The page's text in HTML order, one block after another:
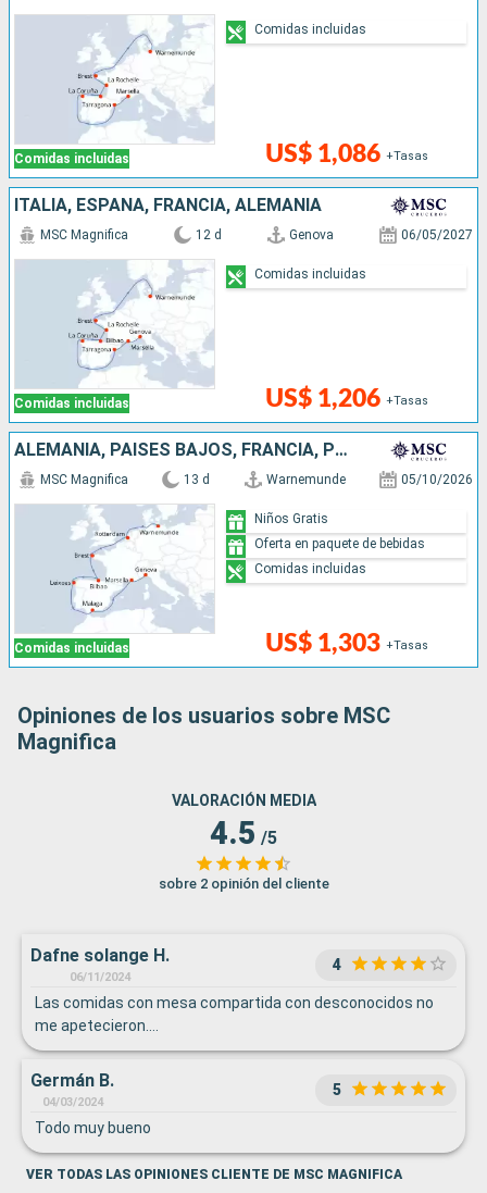
Comidas incluidas US$ 1,086 +Tasas
Comidas incluidas
ITALIA, ESPAÑA, FRANCIA, ALEMANIA
Comidas incluidas
MSC Magnifica 12 d Genova 06/05/2027
US$ 1,206 +Tasas
Comidas incluidas
ALEMANIA, PAISES BAJOS, FRANCIA, PORTUGAL, ESPAÑA, ITALIA
Comidas incluidas
MSC Magnifica 13 d Warnemunde 05/10/2026
US$ 1,303 +Tasas
Niños Gratis
Oferta en paquete de bebidas
Comidas incluidas
Opiniones de los usuarios sobre MSC
Magnifica
VALORACIÓN MEDIA
4.5 /5
sobre 2 opinión del cliente
Dafne solange H.
06/11/2024
4
Las comidas con mesa compartida con desconocidos no
me apetecieron….
Germán B.
04/03/2024
5
Todo muy bueno
VER TODAS LAS OPINIONES CLIENTE DE MSC MAGNIFICA